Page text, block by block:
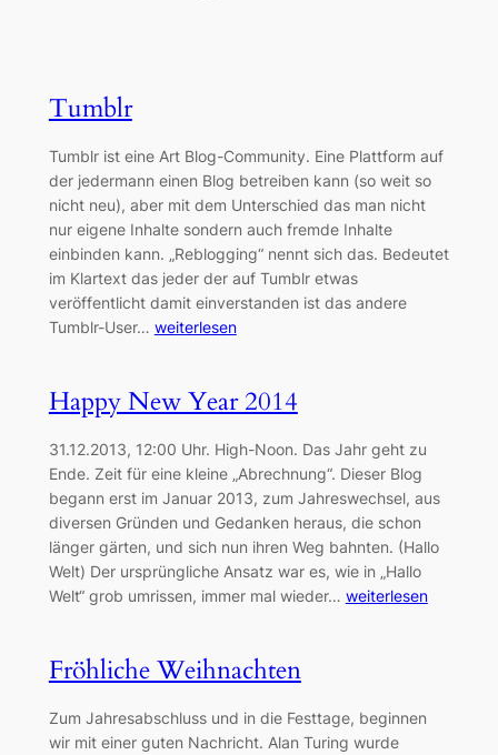
Tumblr
Tumblr ist eine Art Blog-Community. Eine Plattform auf
der jedermann einen Blog betreiben kann (so weit so
nicht neu), aber mit dem Unterschied das man nicht
nur eigene Inhalte sondern auch fremde Inhalte
einbinden kann. „Reblogging“ nennt sich das. Bedeutet
im Klartext das jeder der auf Tumblr etwas
veröffentlicht damit einverstanden ist das andere
Tumblr-User… weiterlesen
Happy New Year 2014
31.12.2013, 12:00 Uhr. High-Noon. Das Jahr geht zu
Ende. Zeit für eine kleine „Abrechnung“. Dieser Blog
begann erst im Januar 2013, zum Jahreswechsel, aus
diversen Gründen und Gedanken heraus, die schon
länger gärten, und sich nun ihren Weg bahnten. (Hallo
Welt) Der ursprüngliche Ansatz war es, wie in „Hallo
Welt“ grob umrissen, immer mal wieder… weiterlesen
Fröhliche Weihnachten
Zum Jahresabschluss und in die Festtage, beginnen
wir mit einer guten Nachricht. Alan Turing wurde